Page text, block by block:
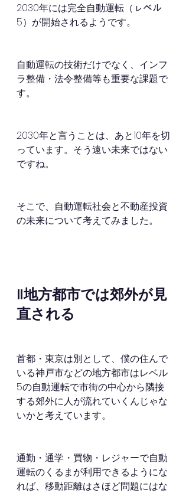
2030年には完全自動運転（ㇾベル
5）が開始されるようです。
自動運転の技術だけでなく、インフ
ラ整備・法令整備等も重要な課題で
す。
2030年と言うことは、あと10年を切
っています。そう遠い未来ではない
ですね。
そこで、自動運転社会と不動産投資
の未来について考えてみました。
‖地方都市では郊外が見
直される
首都・東京は別として、僕の住んで
いる神戸市などの地方都市はレベル
5の自動運転で市街の中心から隣接
する郊外に人が流れていくんじゃな
いかと考えています。
通勤・通学・買物・レジャーで自動
運転のくるまが利用できるようにな
れば、移動距離はさほど問題にはな